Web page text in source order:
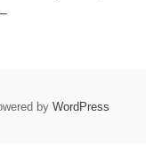
by WordPress